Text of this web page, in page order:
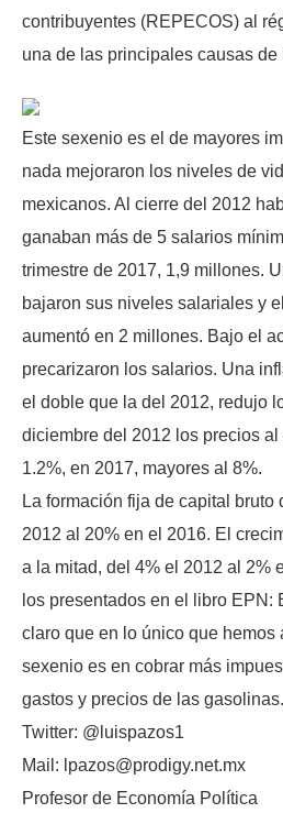
contribuyentes (REPECOS) al
una de las principales causas
Este sexenio es el de mayores
nada mejoraron los niveles de
mexicanos. Al cierre del 2012
ganaban más de 5 salarios
trimestre de 2017, 1,9 millones.
bajaron sus niveles salariales y
aumentó en 2 millones. Bajo el
precarizaron los salarios. Una
el doble que la del 2012, redujo
diciembre del 2012 los precios al
1.2%, en 2017, mayores al 8%.
La formación fija de capital bruto
2012 al 20% en el 2016. El
a la mitad, del 4% el 2012 al 2%
los presentados en el libro EPN:
claro que en lo único que hemos
sexenio es en cobrar más
gastos y precios de las gasolinas.
Twitter: @luispazos1
Mail: lpazos@prodigy.net.mx
Profesor de Economía Política